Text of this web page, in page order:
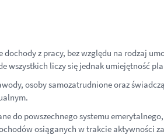
z pracy, bez względu na rodzaj
wszystkich liczy się jednak umiejętność
osoby samozatrudnione oraz
do powszechnego systemu
osiąganych w trakcie aktywności